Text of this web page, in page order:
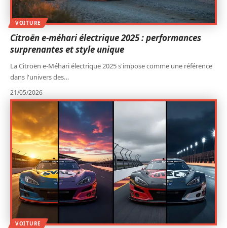
VOITURE
Citroën e-méhari électrique 2025 : performances
surprenantes et style unique
La Citroën e-Méhari électrique 2025 s'impose comme une référence
dans l'univers des…
21/05/2026
VOITURE